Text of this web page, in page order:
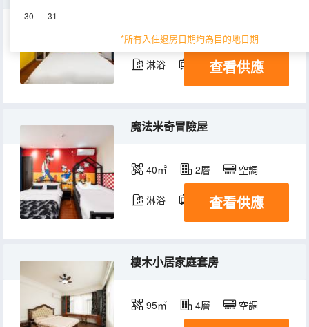
30 31
*所有入住退房日期均為目的地日期
65㎡ 3層 空調
淋浴 電視機 冰箱
查看供應
魔法米奇冒險屋
40㎡ 2層 空調
淋浴 電視機
查看供應
棲木小居家庭套房
95㎡ 4層 空調